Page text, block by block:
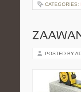
CATEGORIES:
POSTED BY